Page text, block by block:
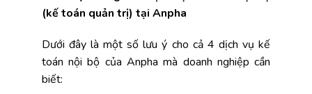
(kế toán quản trị) tại Anpha
Dưới đây là một số lưu ý cho cả 4 dịch vụ kế
toán nội bộ của Anpha mà doanh nghiệp cần
biết: